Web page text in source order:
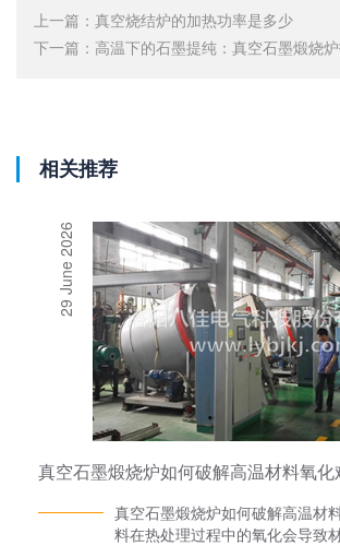
上一篇： 真空烧结炉的加热功率是多少
下一篇： 高温下的石墨提纯：真空石墨煅烧
相关推荐
29 June 2026
真空石墨煅烧炉如何破解高温材料氧化
真空石墨煅烧炉如何破解高温材
料在热处理过程中的氧化会导致